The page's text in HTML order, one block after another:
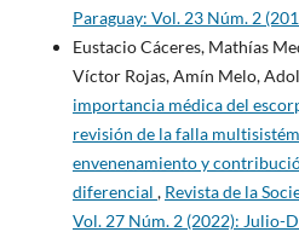
Paraguay: Vol. 23 Núm. 2
Eustacio Cáceres, Mathías
Víctor Rojas, Amín Melo,
importancia médica del
revisión de la falla
envenenamiento y
diferencial , Revista de la
Vol. 27 Núm. 2 (2022): Julio-